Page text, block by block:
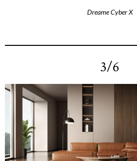
Dreame Cyber X
3/6